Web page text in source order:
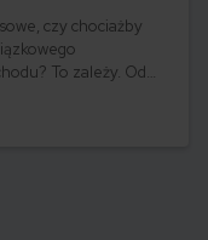
czy chociażby
To zależy. Od
nie wystarczy -